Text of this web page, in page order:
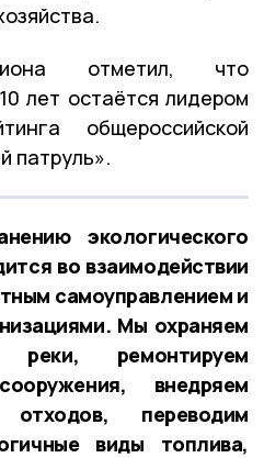
отметил, что
лет остаётся лидером
общероссийской
патруль».
экологического
во взаимодействии
самоуправлением и
Мы охраняем
ремонтируем
внедряем
переводим
виды топлива,